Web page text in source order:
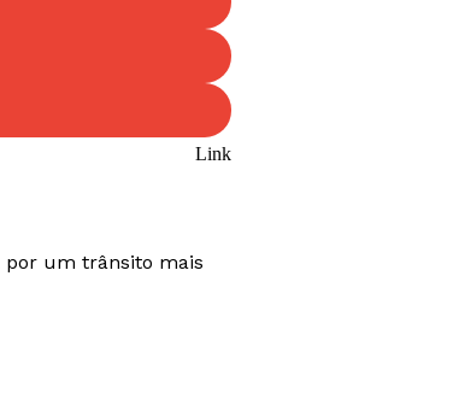
Link
por um trânsito mais